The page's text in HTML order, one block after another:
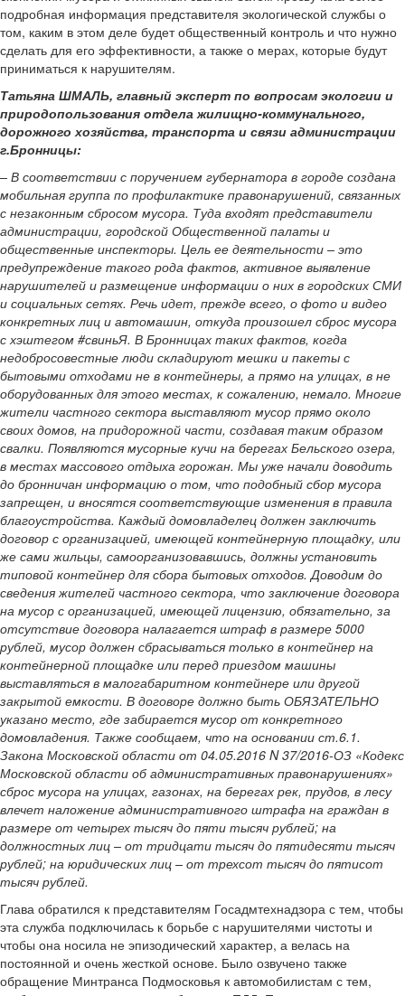
подробная информация представителя экологической службы о
том, каким в этом деле будет общественный контроль и что нужно
сделать для его эффективности, а также о мерах, которые будут
приниматься к нарушителям.
Татьяна ШМАЛЬ, главный эксперт по вопросам экологии и
природопользования отдела жилищно-коммунального,
дорожного хозяйства, транспорта и связи администрации
г.Бронницы:
– В соответствии с поручением губернатора в городе создана
мобильная группа по профилактике правонарушений, связанных
с незаконным сбросом мусора. Туда входят представители
администрации, городской Общественной палаты и
общественные инспекторы. Цель ее деятельности – это
предупреждение такого рода фактов, активное выявление
нарушителей и размещение информации о них в городских СМИ
и социальных сетях. Речь идет, прежде всего, о фото и видео
конкретных лиц и автомашин, откуда произошел сброс мусора
с хэштегом #свиньЯ. В Бронницах таких фактов, когда
недобросовестные люди складируют мешки и пакеты с
бытовыми отходами не в контейнеры, а прямо на улицах, в не
оборудованных для этого местах, к сожалению, немало. Многие
жители частного сектора выставляют мусор прямо около
своих домов, на придорожной части, создавая таким образом
свалки. Появляются мусорные кучи на берегах Бельского озера,
в местах массового отдыха горожан. Мы уже начали доводить
до бронничан информацию о том, что подобный сбор мусора
запрещен, и вносятся соответствующие изменения в правила
благоустройства. Каждый домовладелец должен заключить
договор с организацией, имеющей контейнерную площадку, или
же сами жильцы, самоорганизовавшись, должны установить
типовой контейнер для сбора бытовых отходов.Доводим до
сведения жителей частного сектора, что заключение договора
на мусор с организацией, имеющей лицензию, обязательно, за
отсутствие договора налагается штраф в размере 5000
рублей, мусор должен сбрасываться только в контейнер на
контейнерной площадке или перед приездом машины
выставляться в малогабаритном контейнере или другой
закрытой емкости. В договоре должно быть ОБЯЗАТЕЛЬНО
указано место, где забирается мусор от конкретного
домовладения. Также сообщаем, что на основании ст.6.1.
Закона Московской области от 04.05.2016 N 37/2016-ОЗ «Кодекс
Московской области об административных правонарушениях»
сброс мусора на улицах, газонах, на берегах рек, прудов, в лесу
влечет наложение административного штрафа на граждан в
размере от четырех тысяч до пяти тысяч рублей; на
должностных лиц – от тридцати тысяч до пятидесяти тысяч
рублей; на юридических лиц – от трехсот тысяч до пятисот
тысяч рублей.
Глава обратился к представителям Госадмтехнадзора с тем, чтобы
эта служба подключилась к борьбе с нарушителями чистоты и
чтобы она носила не эпизодический характер, а велась на
постоянной и очень жесткой основе. Было озвучено также
обращение Минтранса Подмосковья к автомобилистам с тем,